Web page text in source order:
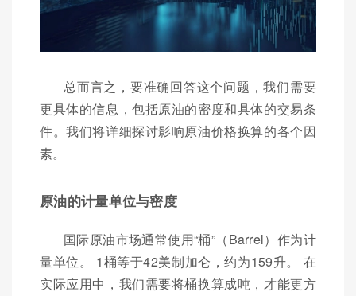
总而言之，要准确回答这个问题，我们需要
更具体的信息，包括原油的密度和具体的交易条
件。我们将详细探讨影响原油价格换算的各个因
素。
原油的计量单位与密度
国际原油市场通常使用“桶”（Barrel）作为计
量单位。 1桶等于42美制加仑，约为159升。 在
实际应用中，我们需要将桶换算成吨，才能更方